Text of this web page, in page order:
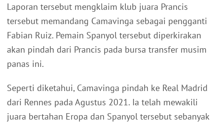
Laporan tersebut mengklaim klub juara Prancis
tersebut memandang Camavinga sebagai pengganti
Fabian Ruiz. Pemain Spanyol tersebut diperkirakan
akan pindah dari Prancis pada bursa transfer musim
panas ini.
Seperti diketahui, Camavinga pindah ke Real Madrid
dari Rennes pada Agustus 2021. Ia telah mewakili
juara bertahan Eropa dan Spanyol tersebut sebanyak